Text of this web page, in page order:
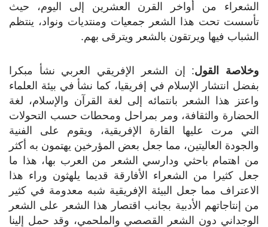
الشعراء من أواخر القرن العشرين إلى اليوم، حيث
تأسست تحت هذا الشعر جمعيات ومنتديات ونواد، ينتظم
الشباب فيها ويرتقون بالشعر ويترقى بهم.
وخلاصة القول: إن الشعر الإفريقي العربي نشأ مبكرا
بفضل انتشار الإسلام في إفريقيا، كما نشأ في بيئة العلماء
واعتز هذا الشعر بانتمائه إلى لغة القرآن والإسلام، لغة
الحضارة والثقافة، ومر بمراحل ومحطات حسب التحولات
التي مرت عليها القارة الإفريقية، ويقوم على الفنية
والجودة العاليتين، مما جعل بعض المؤرخين يهتمون به أكثر
من اهتمام باحثي ودارسي الشعر من العرب بها، هذا ما
جعل كثيرا من الشعراء الأفارقة قديما يلهثون وراء هذا
الاعتراف مما جعل البيئة الإفريقية شبه معدومة في كثير
من إنتاجاتهم الأدبية بجانب اقتصار هذا الشعر على الشعر
الوجداني دون الشعر القصصي والملحمي، وقد حمل إلينا